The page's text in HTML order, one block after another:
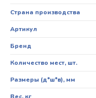
Страна производства
Артикул
Бренд
Количество мест, шт.
Размеры (д*ш*в), мм
Вес, кг